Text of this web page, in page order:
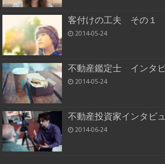
客付けの工夫 その１
2014-05-24
不動産鑑定士 インタ
2014-05-24
不動産投資家インタビ
2014-06-24